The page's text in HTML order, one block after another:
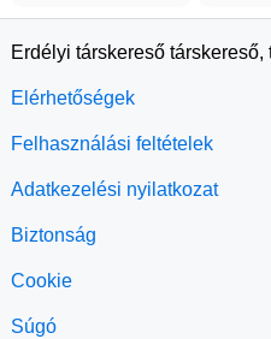
Erdélyi társkereső
Elérhetőségek
Felhasználási feltételek
Adatkezelési nyilatkozat
Biztonság
Cookie
Súgó